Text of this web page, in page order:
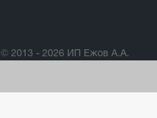
© 2013 - 2026 ИП Ежов А.А.